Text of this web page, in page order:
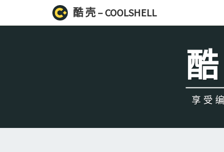
酷 壳 – COOLSHELL
享受